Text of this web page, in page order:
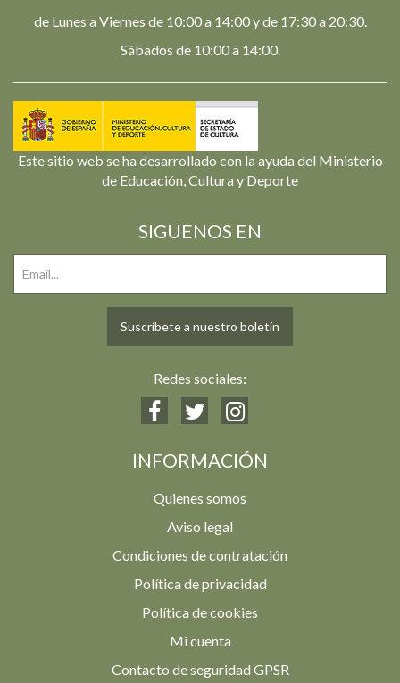
de Lunes a Viernes de 10:00 a 14:00 y de 17:30 a 20:30.
Sábados de 10:00 a 14:00.
Este sitio web se ha desarrollado con la ayuda del Ministerio
de Educación, Cultura y Deporte
SIGUENOS EN
Suscríbete a nuestro boletín
Redes sociales:
INFORMACIÓN
Quienes somos
Aviso legal
Condiciones de contratación
Política de privacidad
Política de cookies
Mi cuenta
Contacto de seguridad GPSR